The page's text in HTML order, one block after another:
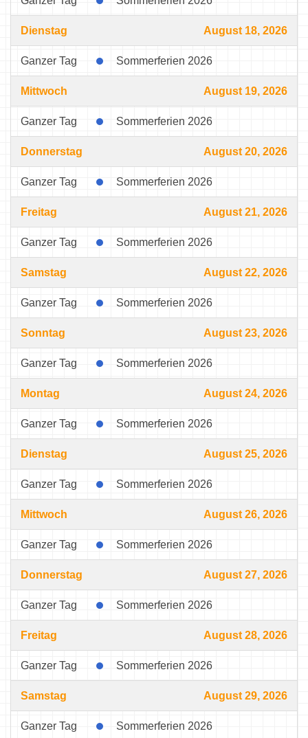
Dienstag August 18, 2026
Ganzer Tag Sommerferien 2026
Mittwoch August 19, 2026
Ganzer Tag Sommerferien 2026
Donnerstag August 20, 2026
Ganzer Tag Sommerferien 2026
Freitag August 21, 2026
Ganzer Tag Sommerferien 2026
Samstag August 22, 2026
Ganzer Tag Sommerferien 2026
Sonntag August 23, 2026
Ganzer Tag Sommerferien 2026
Montag August 24, 2026
Ganzer Tag Sommerferien 2026
Dienstag August 25, 2026
Ganzer Tag Sommerferien 2026
Mittwoch August 26, 2026
Ganzer Tag Sommerferien 2026
Donnerstag August 27, 2026
Ganzer Tag Sommerferien 2026
Freitag August 28, 2026
Ganzer Tag Sommerferien 2026
Samstag August 29, 2026
Ganzer Tag Sommerferien 2026